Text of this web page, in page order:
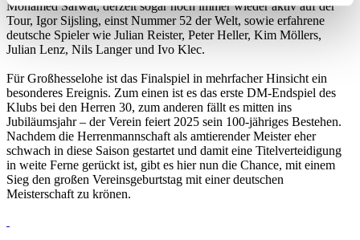
bestimmten Merkmalen (Fingerprinting) identifizieren
Erfahren Sie mehr darüber, wie Ihre persönlichen Daten
verarbeitet werden, und legen Sie Ihre Präferenzen im
Abschnitt Einzelheitenfest.
Wir verwenden Cookies, um Inhalte und Anzeigen zu
personalisieren, Funktionen für soziale Medien anbieten
zu können und die Zugriffe auf unsere Website zu
analysieren. Außerdem geben wir Informationen zu Ihrer
Verwendung unserer Website an unsere Partner für
Mohamed Safwat, derzeit sogar noch immer wieder aktiv auf der
Tour, Igor Sijsling, einst Nummer 52 der Welt, sowie erfahrene
deutsche Spieler wie Julian Reister, Peter Heller, Kim Möllers,
Julian Lenz, Nils Langer und Ivo Klec.
Für Großhesselohe ist das Finalspiel in mehrfacher Hinsicht ein
besonderes Ereignis. Zum einen ist es das erste DM-Endspiel des
Klubs bei den Herren 30, zum anderen fällt es mitten ins
Jubiläumsjahr – der Verein feiert 2025 sein 100-jähriges Bestehen.
Nachdem die Herrenmannschaft als amtierender Meister eher
schwach in diese Saison gestartet und damit eine Titelverteidigung
in weite Ferne gerückt ist, gibt es hier nun die Chance, mit einem
Sieg den großen Vereinsgeburtstag mit einer deutschen
Meisterschaft zu krönen.